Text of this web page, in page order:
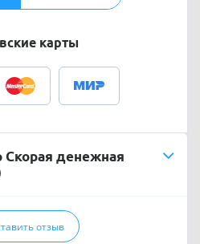
карты
денежная
отзыв